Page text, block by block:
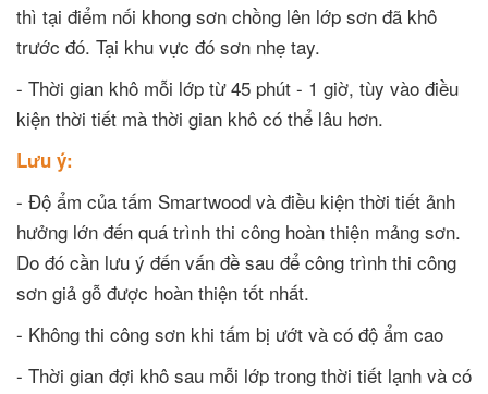
thì tại điểm nối khong sơn chồng lên lớp sơn đã khô
trước đó. Tại khu vực đó sơn nhẹ tay.
- Thời gian khô mỗi lớp từ 45 phút - 1 giờ, tùy vào điều
kiện thời tiết mà thời gian khô có thể lâu hơn.
Lưu ý:
- Độ ẩm của tấm Smartwood và điều kiện thời tiết ảnh
hưởng lớn đến quá trình thi công hoàn thiện mảng sơn.
Do đó cần lưu ý đến vấn đề sau để công trình thi công
sơn giả gỗ được hoàn thiện tốt nhất.
- Không thi công sơn khi tấm bị ướt và có độ ẩm cao
- Thời gian đợi khô sau mỗi lớp trong thời tiết lạnh và có